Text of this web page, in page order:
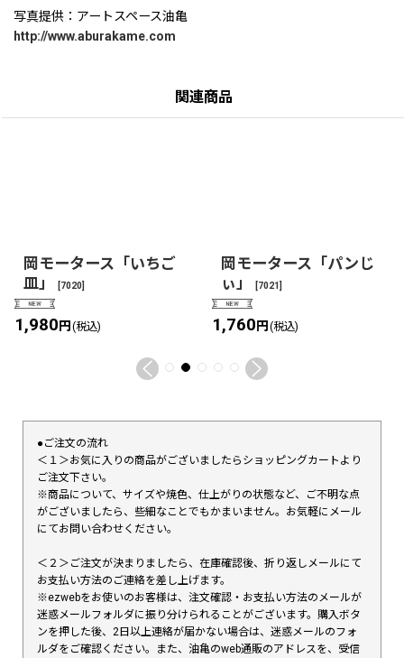
写真提供：アートスペース油亀
http://www.aburakame.com
関連商品
岡モータース「いちご
皿」
[7020]
1,980円 (税込)
岡モータース「パンじ
ぃ」
[7021]
1,760円 (税込)
●ご注文の流れ
＜１＞お気に入りの商品がございましたらショッピングカートより
ご注文下さい。
※商品について、サイズや焼色、仕上がりの状態など、ご不明な点
がございましたら、些細なことでもかまいません。お気軽にメール
にてお問い合わせください。
＜２＞ご注文が決まりましたら、在庫確認後、折り返しメールにて
お支払い方法のご連絡を差し上げます。
※ezwebをお使いのお客様は、注文確認・お支払い方法のメールが
迷惑メールフォルダに振り分けられることがございます。購入ボタ
ンを押した後、2日以上連絡が届かない場合は、迷惑メールのフォ
ルダをご確認ください。また、油亀のweb通販のアドレスを、受信